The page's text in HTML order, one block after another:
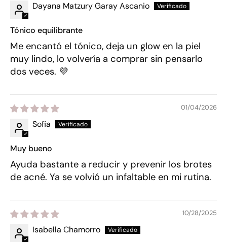
Dayana Matzury Garay Ascanio
Tónico equilibrante
Me encantó el tónico, deja un glow en la piel
muy lindo, lo volvería a comprar sin pensarlo
dos veces. 💜
01/04/2026
Sofia
Muy bueno
Ayuda bastante a reducir y prevenir los brotes
de acné. Ya se volvió un infaltable en mi rutina.
10/28/2025
Isabella Chamorro